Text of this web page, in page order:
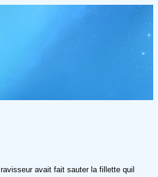
avait fait sauter la fillette quil